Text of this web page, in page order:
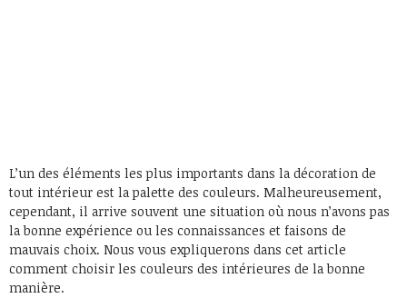
L’un des éléments les plus importants dans la décoration de
tout intérieur est la palette des couleurs. Malheureusement,
cependant, il arrive souvent une situation où nous n’avons pas
la bonne expérience ou les connaissances et faisons de
mauvais choix. Nous vous expliquerons dans cet article
comment choisir les couleurs des intérieures de la bonne
manière.